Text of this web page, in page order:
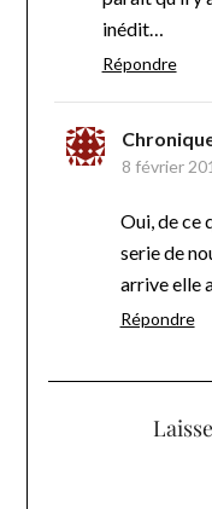
inédit…
Répondre
8 février
Oui, de ce
serie de
arrive elle
Répondre